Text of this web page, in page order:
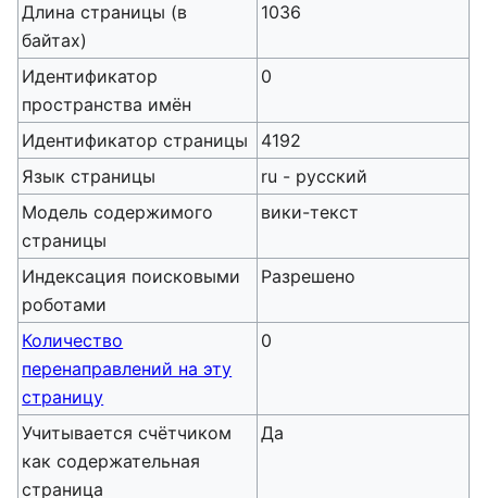
Длина страницы (в
байтах)
1036
Идентификатор
пространства имён
0
Идентификатор страницы
4192
Язык страницы
ru - русский
Модель содержимого
страницы
вики-текст
Индексация поисковыми
роботами
Разрешено
Количество
перенаправлений на эту
страницу
0
Учитывается счётчиком
как содержательная
страница
Да